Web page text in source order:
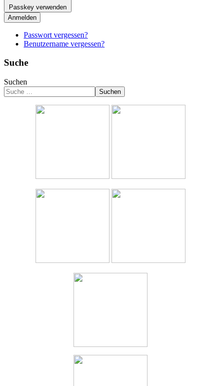
Passkey verwenden
Anmelden
Passwort vergessen?
Benutzername vergessen?
Suche
Suchen
Suchen